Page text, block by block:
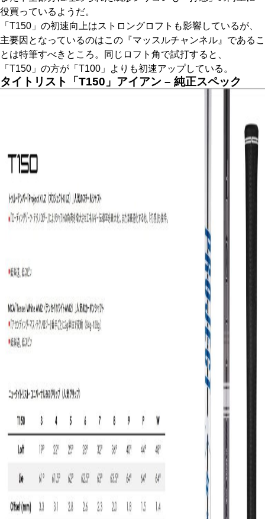
役買っているようだ。
「T150」の初速向上はストロングロフトも影響しているが、
主要因となっているのはこの『マッスルチャンネル』であるこ
とは特筆すべきところ。同じロフト角で試打すると、
「T150」の方が「T100」よりも初速アップしている。
タイトリスト「T150」アイアン – 純正スペック